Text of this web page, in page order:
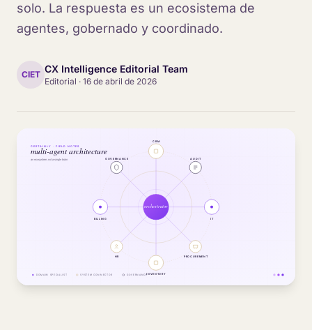
solo. La respuesta es un ecosistema de
agentes, gobernado y coordinado.
CIET CX Intelligence Editorial Team
Editorial · 16 de abril de 2026